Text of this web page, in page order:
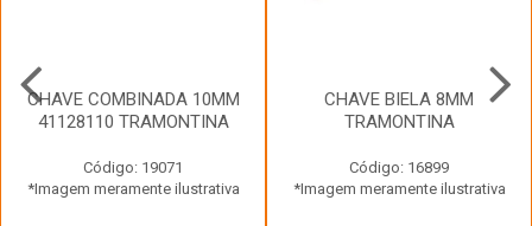
CHAVE COMBINADA 10MM
41128110 TRAMONTINA
Código: 19071
*Imagem meramente ilustrativa
CHAVE BIELA 8MM
TRAMONTINA
Código: 16899
*Imagem meramente ilustrativa